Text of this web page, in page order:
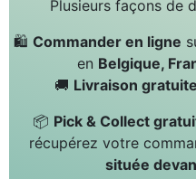
Plusieurs façons de
🛍 Commander en ligne
en Belgique,
🚚 Livraison
📦 Pick & Collect
récupérez votre
située